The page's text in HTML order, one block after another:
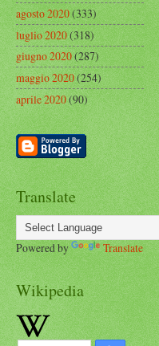
agosto 2020(333)
luglio 2020(318)
giugno 2020(287)
maggio 2020(254)
aprile 2020(90)
Translate
Powered by Translate
Wikipedia